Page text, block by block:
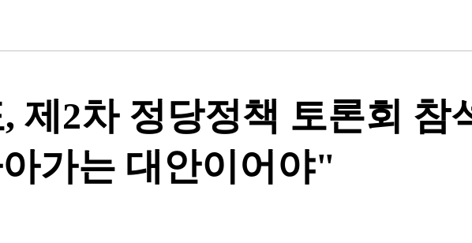
제2차 정당정책 토론회 참
가는 대안이어야"